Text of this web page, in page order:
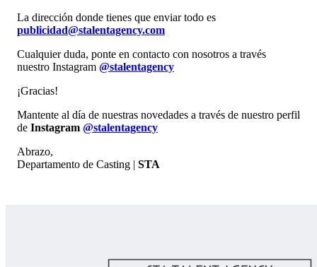
La dirección donde tienes que enviar todo es
publicidad@stalentagency.com
Cualquier duda, ponte en contacto con nosotros a través
nuestro Instagram @stalentagency
¡Gracias!
Mantente al día de nuestras novedades a través de nuestro perfil
de Instagram @stalentagency
Abrazo,
Departamento de Casting | STA